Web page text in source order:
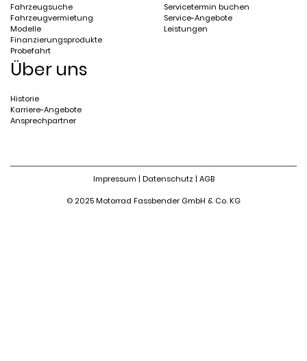
Fahrzeugsuche
Fahrzeugvermietung
Modelle
Finanzierungsprodukte
Probefahrt
Servicetermin buchen
Service-Angebote
Leistungen
Über uns
Historie
Karriere-Angebote
Ansprechpartner
Impressum | Datenschutz| AGB
© 2025 Motorrad Fassbender GmbH & Co. KG